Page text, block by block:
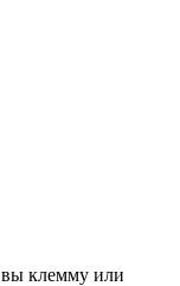
вы клемму или